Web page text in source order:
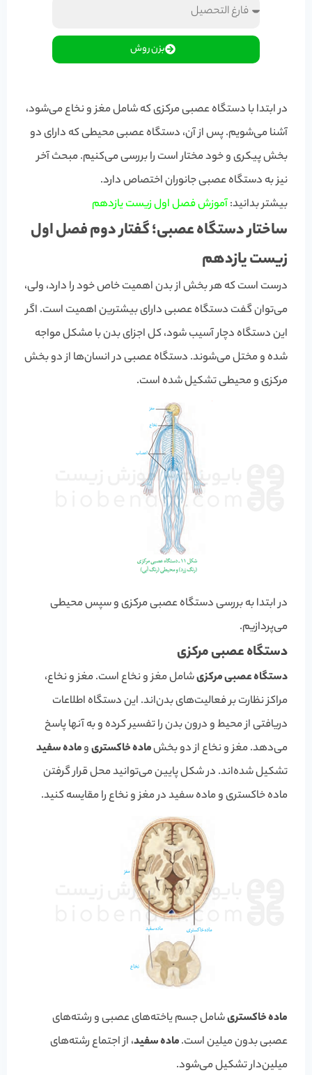
بزن روش
در ابتدا با دستگاه عصبی مرکزی که شامل مغز و نخاع می‌شود،
آشنا می‌شویم. پس از آن، دستگاه عصبی محیطی که دارای دو
بخش پیکری و خود مختار است را بررسی می‌کنیم. مبحث آخر
نیز به دستگاه عصبی جانوران اختصاص دارد.
بیشتر بدانید:آموزش فصل اول زیست یازدهم
ساختار دستگاه عصبی؛ گفتار دوم فصل اول
زیست یازدهم
درست است که هر بخش از بدن اهمیت خاص خود را دارد، ولی،
می‌توان گفت دستگاه عصبی دارای بیشترین اهمیت است. اگر
این دستگاه دچار آسیب شود، کل اجزای بدن با مشکل مواجه
شده و مختل می‌شوند. دستگاه عصبی در انسان‌ها از دو بخش
مرکزی و محیطی تشکیل شده است.
در ابتدا به بررسی دستگاه عصبی مرکزی و سپس محیطی
می‌پردازیم.
دستگاه عصبی مرکزی
دستگاه عصبی مرکزیشامل مغز و نخاع است. مغز و نخاع،
مراکز نظارت بر فعالیت‌های بدن‌اند. این دستگاه اطلاعات
دریافتی از محیط و درون بدن را تفسیر کرده و به آنها پاسخ
می‌دهد. مغز و نخاع از دو بخشماده خاکستریوماده سفید
تشکیل شده‌اند. در شکل پایین می‌توانید محل قرار گرفتن
ماده خاکستری و ماده سفید در مغز و نخاع را مقایسه کنید.
ماده خاکستریشامل جسم یاخته‌های عصبی و رشته‌های
عصبی بدون میلین است.ماده سفید، از اجتماع رشته‌های
میلین‌دار تشکیل می‌شود.